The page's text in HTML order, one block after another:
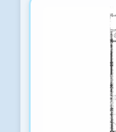
内見に関して
現況有姿の引
よろしくお願
2026-03-03
セントラルパ
１LDKタイプ